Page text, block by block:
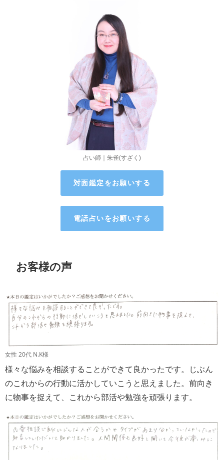
占い師｜朱雀(すざく)
対面鑑定をお願いする
電話占いをお願いする
お客様の声
女性 20代 N.K様
様々な悩みを相談することができて良かったです。じぶん
のこれからの行動に活かしていこうと思えました。前向き
に物事を捉えて、これから部活や勉強を頑張ります。